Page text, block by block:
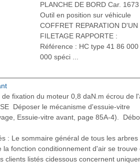
PLANCHE DE BORD Car. 1673
Outil en position sur véhicule
COFFRET REPARATION D'UN
FILETAGE RAPPORTE :
Référence : HC type 41 86 000
000 spéci ...
fixation du moteur 0,8 daN.m écrou de
Déposer le mécanisme d'essuie-vitre
Essuie-vitre avant, page 85A-4).
: Le sommaire général de tous les arbres
la fonction conditionnement d'air se trouve
clients listés cidessous concernent